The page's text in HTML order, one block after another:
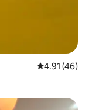
Calificación
4.91 (46)